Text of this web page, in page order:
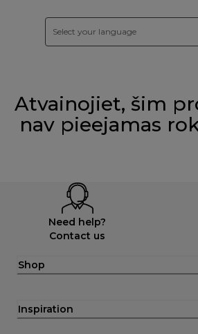
Select your language
Atvainojiet, šim
nav pieejamas
Need help?
Contact us
Shop
Inspiration